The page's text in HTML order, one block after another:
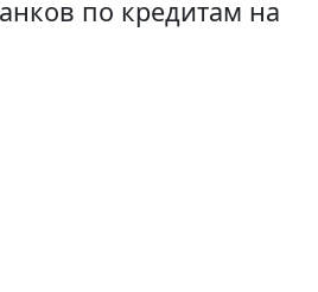
по кредитам на